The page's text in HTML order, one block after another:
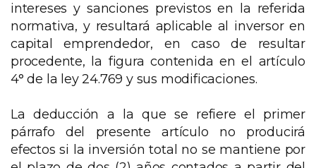
intereses y sanciones previstos en la referida
normativa, y resultará aplicable al inversor en
capital emprendedor, en caso de resultar
procedente, la figura contenida en el artículo
4° de la ley 24.769 y sus modificaciones.
La deducción a la que se refiere el primer
párrafo del presente artículo no producirá
efectos si la inversión total no se mantiene por